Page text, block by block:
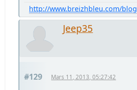
http://www.breizhbleu.com/blog
Jeep35
#129 Mars 11, 2013, 05:27:42